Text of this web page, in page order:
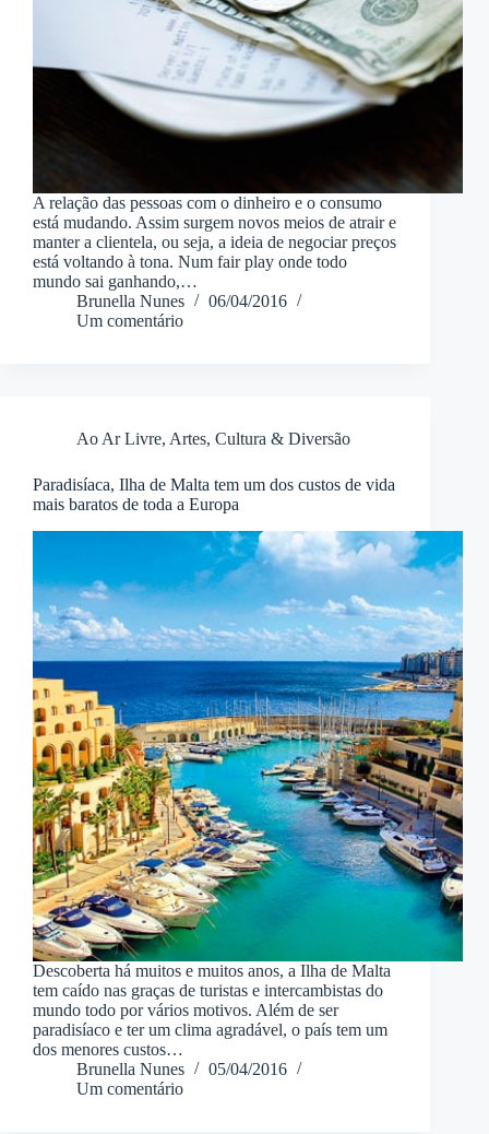
A relação das pessoas com o dinheiro e o consumo
está mudando. Assim surgem novos meios de atrair e
manter a clientela, ou seja, a ideia de negociar preços
está voltando à tona. Num fair play onde todo
mundo sai ganhando,…
Brunella Nunes
06/04/2016
Um comentário
Ao Ar Livre, Artes, Cultura & Diversão
Paradisíaca, Ilha de Malta tem um dos custos de vida
mais baratos de toda a Europa
Descoberta há muitos e muitos anos, a Ilha de Malta
tem caído nas graças de turistas e intercambistas do
mundo todo por vários motivos. Além de ser
paradisíaco e ter um clima agradável, o país tem um
dos menores custos…
Brunella Nunes
05/04/2016
Um comentário